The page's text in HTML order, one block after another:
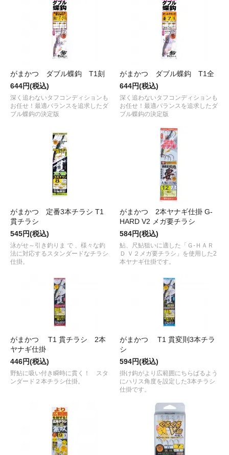
がまかつ ダブル蝶鈎 T1刻
644円(税込)
深く追わないタフコンディションも
お任せ！最適バランスを追求したダ
ブル蝶鈎の決定版
がまかつ ダブル蝶鈎 T1全
644円(税込)
深く追わないタフコンディションも
お任せ！最適バランスを追求したダ
ブル蝶鈎の決定版
がまかつ 定番3本チラシ T1
貫チラシ
545円(税込)
泳がせ～引き釣りま で 、様々な釣
法に対応するスタンダードなチラシ
仕掛。
がまかつ 2本ヤナギ仕掛 G-
HARD V2 メガ要チラシ
584円(税込)
鮎、尺鮎狙いに適した「Ｇ-ＨＡＲ
Ｄ Ｖ２メガ要チラシ」を使用した2
本ヤナギ仕掛です。
がまかつ T1 貫チラシ 2本
ヤナギ仕掛
446円(税込)
野鮎に吸い付き瞬時に貫く！ スタ
ンダード２本チラシ仕掛。
がまかつ T1 貫変則3本チラ
シ
594円(税込)
掛け鈎がより広範囲にちらばるよう
にハリス角度を設定した3本チラシ
仕掛です。